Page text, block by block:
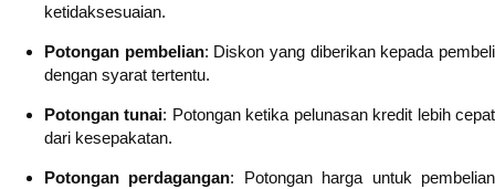
ketidaksesuaian.
Potongan pembelian: Diskon yang diberikan kepada pembeli
dengan syarat tertentu.
Potongan tunai: Potongan ketika pelunasan kredit lebih cepat
dari kesepakatan.
Potongan perdagangan: Potongan harga untuk pembelian